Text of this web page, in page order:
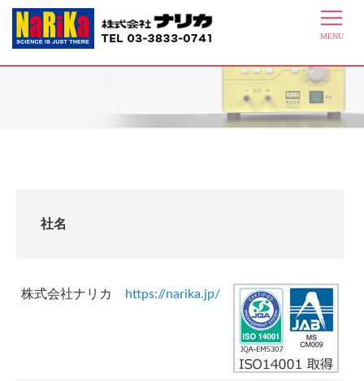
会社概要
社名
株式会社ナリカ https://narika.jp/